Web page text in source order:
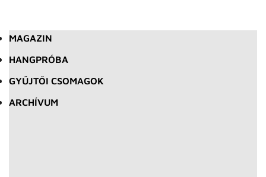
MAGAZIN
HANGPRÓBA
GYŰJTŐI CSOMAGOK
ARCHÍVUM